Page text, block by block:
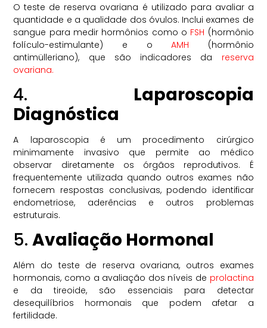
O teste de reserva ovariana é utilizado para avaliar a
quantidade e a qualidade dos óvulos. Inclui exames de
sangue para medir hormônios como o FSH (hormônio
folículo-estimulante) e oAMH
(hormônio
antimülleriano), que são indicadores da reserva
ovariana.
4. Laparoscopia
Diagnóstica
A laparoscopia é um procedimento cirúrgico
minimamente invasivo que permite ao médico
observar diretamente os órgãos reprodutivos. É
frequentemente utilizada quando outros exames não
fornecem respostas conclusivas, podendo identificar
endometriose, aderências e outros problemas
estruturais.
5.Avaliação Hormonal
Além do teste de reserva ovariana, outros exames
hormonais, como a avaliação dos níveis de prolactina
e da tireoide, são essenciais para detectar
desequilíbrios hormonais que podem afetar a
fertilidade.